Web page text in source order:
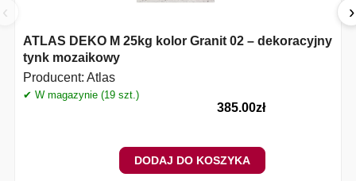
‹
ATLAS DEKO M 25kg kolor Granit 02 – dekoracyjny
tynk mozaikowy
Producent: Atlas
✔ W magazynie (19 szt.)
385.00zł
DODAJ DO KOSZYKA
›